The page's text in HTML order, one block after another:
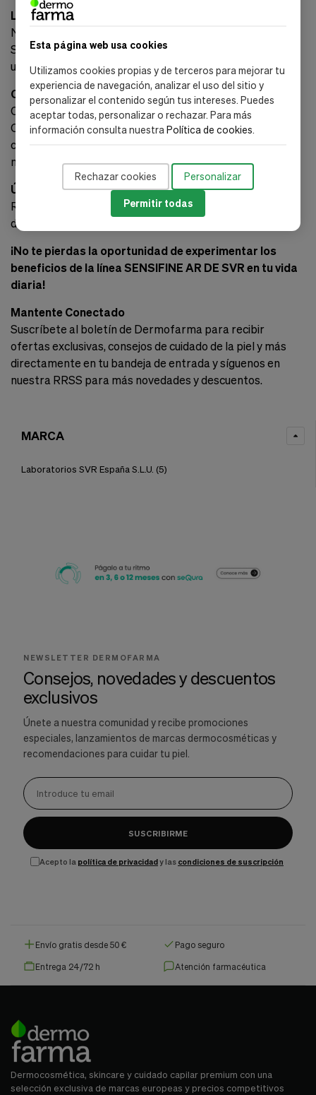
Esta página web usa cookies
Utilizamos cookies propias y de terceros para mejorar tu
experiencia de navegación, analizar el uso del sitio y
personalizar el contenido según tus intereses. Puedes
aceptar todas, personalizar o rechazar. Para más
información consulta nuestraPolítica de cookies.
Rechazar cookies Personalizar
Permitir todas
La piel tranquila es posible
No dejes que el enrojecimiento te detenga. Con la gama
Sensifine AR de SVR, tendrás la solución perfecta para
una piel hermosa y saludable.
Compra Segura y Conveniente
Comprar en Dermofarma es seguro y conveniente.
Ofrecemos múltiples opciones de pago y un proceso de
compra fácil, para que obtengas tus productos de
manera rápida y sencilla.
Únete a Dermofarma
Recibe consejos exclusivos y ofertas especiales
directamente en tu correo. ¡Suscríbete ahora!
¡No te pierdas la oportunidad de experimentar los
beneficios de la línea SENSIFINE AR DE SVR en tu vida
diaria!
Mantente Conectado
Suscríbete al boletín de Dermofarma para recibir
ofertas exclusivas, consejos de cuidado de la piel y más
directamente en tu bandeja de entrada y síguenos en
nuestra RRSS para más novedades y descuentos.
MARCA
Laboratorios SVR España S.L.U. (5)
NEWSLETTER DERMOFARMA
Consejos, novedades y descuentos
exclusivos
Únete a nuestra comunidad y recibe promociones
especiales, lanzamientos de marcas dermocosméticas y
recomendaciones para cuidar tu piel.
SUSCRIBIRME
Acepto la política de privacidady las condiciones de suscripción
Envío gratis desde 50 € Pago seguro
Entrega 24/72 h Atención farmacéutica
Dermocosmética, skincare y cuidado capilar premium con una
selección exclusiva de marcas europeas y precios competitivos